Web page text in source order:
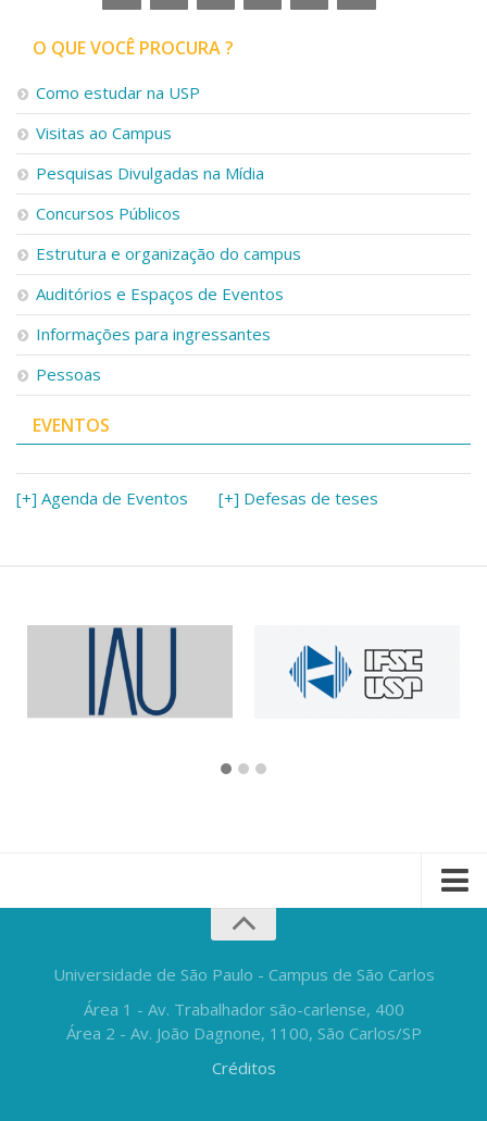
O QUE VOCÊ PROCURA ?
Como estudar na USP
Visitas ao Campus
Pesquisas Divulgadas na Mídia
Concursos Públicos
Estrutura e organização do campus
Auditórios e Espaços de Eventos
Informações para ingressantes
Pessoas
EVENTOS
[+] Agenda de Eventos [+] Defesas de teses
Universidade de São Paulo - Campus de São Carlos
Área 1 - Av. Trabalhador são-carlense, 400
Área 2 - Av. João Dagnone, 1100, São Carlos/SP
Créditos